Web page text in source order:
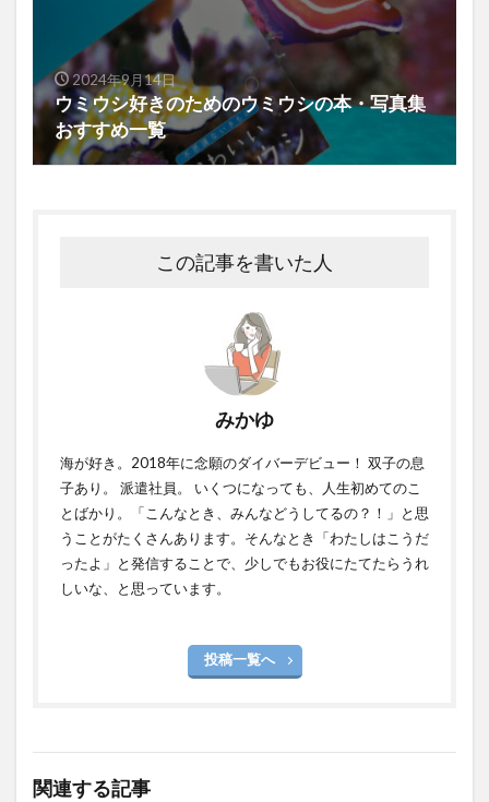
2024年9月14日
ウミウシ好きのためのウミウシの本・写真集
おすすめ一覧
この記事を書いた人
みかゆ
海が好き。2018年に念願のダイバーデビュー！ 双子の息
子あり。 派遣社員。 いくつになっても、人生初めてのこ
とばかり。「こんなとき、みんなどうしてるの？！」と思
うことがたくさんあります。そんなとき「わたしはこうだ
ったよ」と発信することで、少しでもお役にたてたらうれ
しいな、と思っています。
投稿一覧へ
関連する記事